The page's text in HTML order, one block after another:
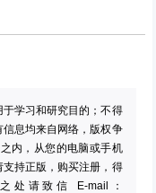
学习和研究目的；不得
息均来自网络，版权争
内，从您的电脑或手机
持正版，购买注册，得
处请致信 E-mail：